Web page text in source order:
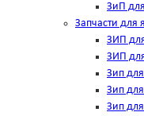
ЗиП
Запчасти для
ЗИП
ЗИП
Зип
Зип для
Зип для